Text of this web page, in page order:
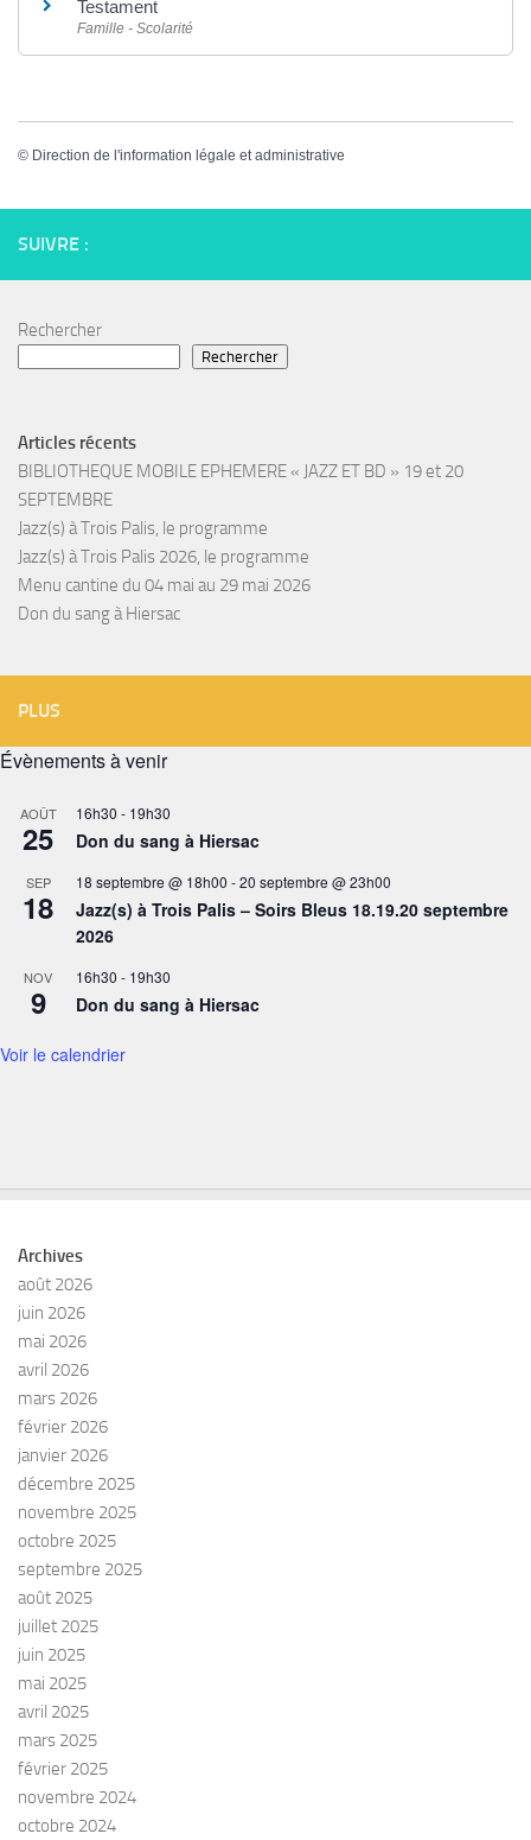
Testament
Famille - Scolarité
© Direction de l'information légale et administrative
SUIVRE :
Rechercher
Rechercher
Articles récents
BIBLIOTHEQUE MOBILE EPHEMERE « JAZZ ET BD » 19 et 20
SEPTEMBRE
Jazz(s) à Trois Palis, le programme
Jazz(s) à Trois Palis 2026, le programme
Menu cantine du 04 mai au 29 mai 2026
Don du sang à Hiersac
PLUS
Évènements à venir
AOÛT
25
16h30 - 19h30
Don du sang à Hiersac
SEP
18
18 septembre @ 18h00 -20 septembre @ 23h00
Jazz(s) à Trois Palis – Soirs Bleus 18.19.20 septembre
2026
NOV
9
16h30 - 19h30
Don du sang à Hiersac
Voir le calendrier
Archives
août 2026
juin 2026
mai 2026
avril 2026
mars 2026
février 2026
janvier 2026
décembre 2025
novembre 2025
octobre 2025
septembre 2025
août 2025
juillet 2025
juin 2025
mai 2025
avril 2025
mars 2025
février 2025
novembre 2024
octobre 2024